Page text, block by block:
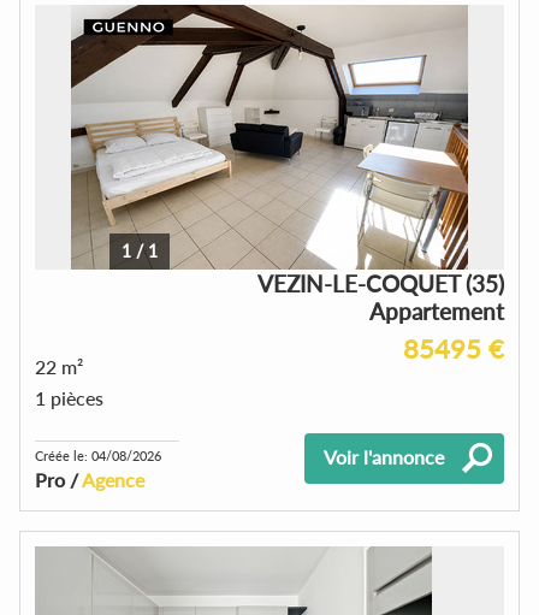
1 / 1
VEZIN-LE-COQUET (35)
Appartement
85495 €
22 m²
1 pièces
Créée le: 04/08/2026
Pro /Agence
Voir l'annonce